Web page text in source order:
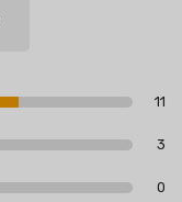
11
3
0